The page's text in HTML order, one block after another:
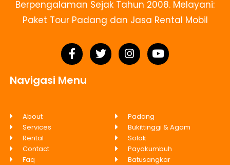
Berpengalaman Sejak Tahun 2008. Melayani:
Paket Tour Padang dan Jasa Rental Mobil
Navigasi Menu
About
Services
Rental
Contact
Faq
Padang
Bukittinggi & Agam
Solok
Payakumbuh
Batusangkar